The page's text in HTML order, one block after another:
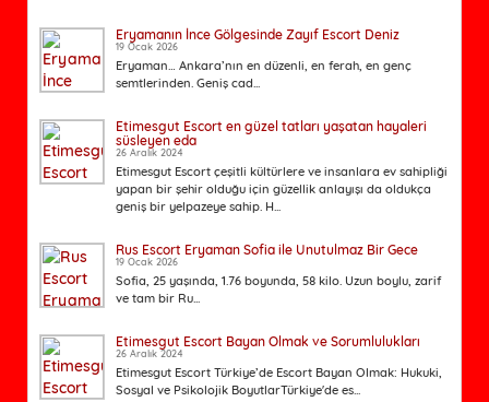
Eryamanın İnce Gölgesinde Zayıf Escort Deniz
19 Ocak 2026
Eryaman… Ankara’nın en düzenli, en ferah, en genç
semtlerinden. Geniş cad...
Etimesgut Escort en güzel tatları yaşatan hayaleri
süsleyen eda
26 Aralık 2024
Etimesgut Escort çeşitli kültürlere ve insanlara ev sahipliği
yapan bir şehir olduğu için güzellik anlayışı da oldukça
geniş bir yelpazeye sahip. H...
Rus Escort Eryaman Sofia ile Unutulmaz Bir Gece
19 Ocak 2026
Sofia, 25 yaşında, 1.76 boyunda, 58 kilo. Uzun boylu, zarif
ve tam bir Ru...
Etimesgut Escort Bayan Olmak ve Sorumlulukları
26 Aralık 2024
Etimesgut Escort Türkiye’de Escort Bayan Olmak: Hukuki,
Sosyal ve Psikolojik BoyutlarTürkiye'de es...